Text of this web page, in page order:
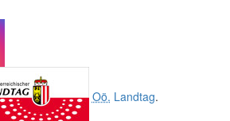
Oö. Landtag.